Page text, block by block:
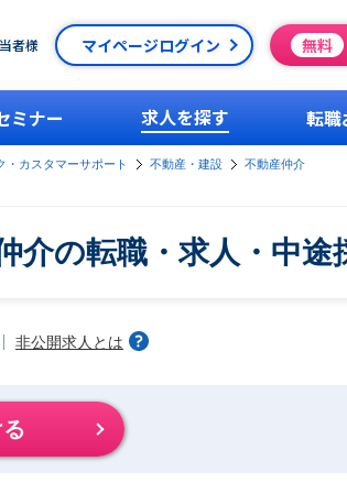
者様 マイページログイン 無料
ミナー 求人を探す 転職
・カスタマーサポート 不動産・建設
不動産仲介
介の転職・求人・中途
非公開求人とは